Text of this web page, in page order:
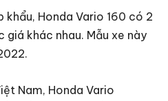
khẩu, Honda Vario 160 có 2
giá khác nhau. Mẫu xe này
Nam, Honda Vario